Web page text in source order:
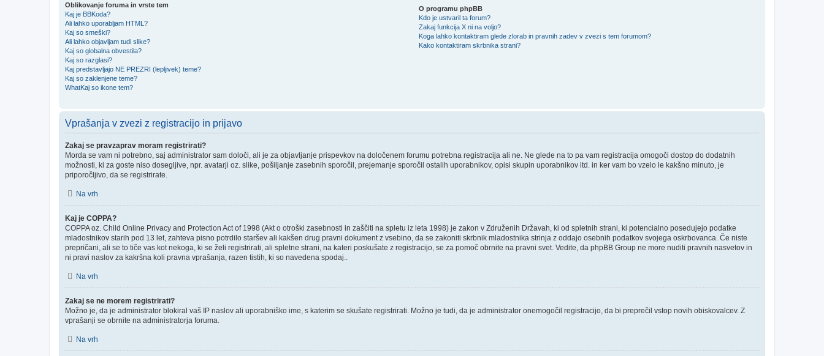
Oblikovanje foruma in vrste tem
Kaj je BBKoda?
Ali lahko uporabljam HTML?
Kaj so smeški?
Ali lahko objavljam tudi slike?
Kaj so globalna obvestila?
Kaj so razglasi?
Kaj predstavljajo NE PREZRI (lepljivek) teme?
Kaj so zaklenjene teme?
WhatKaj so ikone tem?
O programu phpBB
Kdo je ustvaril ta forum?
Zakaj funkcija X ni na voljo?
Koga lahko kontaktiram glede zlorab in pravnih zadev v zvezi s tem forumom?
Kako kontaktiram skrbnika strani?
Vprašanja v zvezi z registracijo in prijavo
Zakaj se pravzaprav moram registrirati?
Morda se vam ni potrebno, saj administrator sam določi, ali je za objavljanje prispevkov na določenem forumu potrebna registracija ali ne. Ne glede na to pa vam registracija omogoči dostop do dodatnih
možnosti, ki za goste niso dosegljive, npr. avatarji oz. slike, pošiljanje zasebnih sporočil, prejemanje sporočil ostalih uporabnikov, opisi skupin uporabnikov itd. in ker vam bo vzelo le kakšno minuto, je
priporočljivo, da se registrirate.
Na vrh
Kaj je COPPA?
COPPA oz. Child Online Privacy and Protection Act of 1998 (Akt o otroški zasebnosti in zaščiti na spletu iz leta 1998) je zakon v Združenih Državah, ki od spletnih strani, ki potencialno posedujejo podatke
mladostnikov starih pod 13 let, zahteva pisno potrdilo staršev ali kakšen drug pravni dokument z vsebino, da se zakoniti skrbnik mladostnika strinja z oddajo osebnih podatkov svojega oskrbovanca. Če niste
prepričani, ali se to tiče vas kot nekoga, ki se želi registrirati, ali spletne strani, na kateri poskušate z registracijo, se za pomoč obrnite na pravni svet. Vedite, da phpBB Group ne more nuditi pravnih nasvetov in
ni pravi naslov za kakršna koli pravna vprašanja, razen tistih, ki so navedena spodaj..
Na vrh
Zakaj se ne morem registrirati?
Možno je, da je administrator blokiral vaš IP naslov ali uporabniško ime, s katerim se skušate registrirati. Možno je tudi, da je administrator onemogočil registracijo, da bi preprečil vstop novih obiskovalcev. Z
vprašanji se obrnite na administratorja foruma.
Na vrh